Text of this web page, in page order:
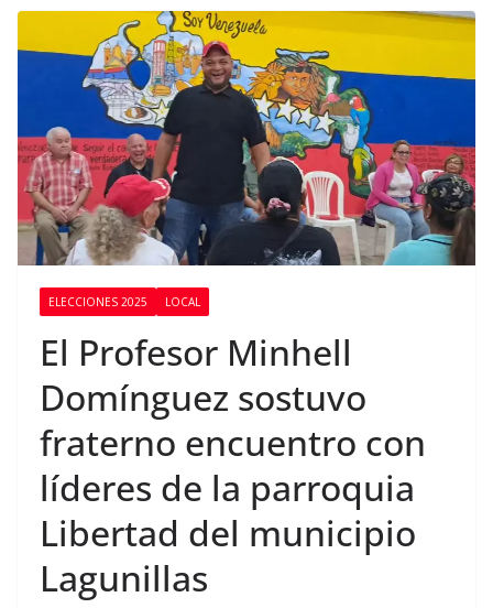
ELECCIONES 2025 LOCAL
El Profesor Minhell
Domínguez sostuvo
fraterno encuentro con
líderes de la parroquia
Libertad del municipio
Lagunillas